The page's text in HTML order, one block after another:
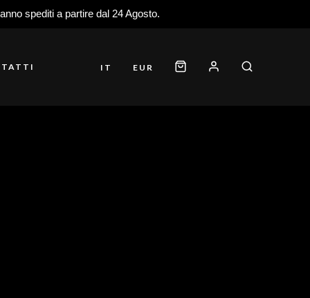
spediti a partire dal 24 Agosto.
IT EUR